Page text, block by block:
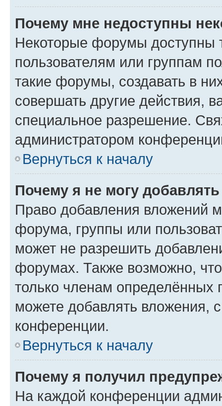
Почему мне недоступны
Некоторые форумы доступны
пользователям или группам
такие форумы, создавать в
совершать другие действия,
специальное разрешение.
администратором
Вернуться к началу
Почему я не могу
Право добавления вложений
форума, группы или
может не разрешить
форумах. Также возможно,
только членам определённых
можете добавлять вложения,
конференции.
Вернуться к началу
Почему я получил
На каждой конференции